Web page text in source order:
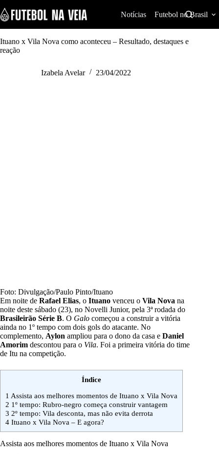
k
i
p
t
o
Notícias Futebol no Brasil
Ituano x Vila Nova como aconteceu – Resultado, destaques e
reação
Izabela Avelar 23/04/2022
Foto: Divulgação/Paulo Pinto/Ituano
Em noite de Rafael Elias, o Ituano venceu o Vila Nova na
noite deste sábado (23), no Novelli Junior, pela 3ª rodada do
Brasileirão Série B. O Galo começou a construir a vitória
ainda no 1º tempo com dois gols do atacante. No
complemento, Aylon ampliou para o dono da casa e Daniel
Amorim descontou para o Vila. Foi a primeira vitória do time
de Itu na competição.
Índice
1 Assista aos melhores momentos de Ituano x Vila Nova
2 1º tempo: Rubro-negro começa construir vantagem
3 2º tempo: Vila desconta, mas não evita derrota
4 Ituano x Vila Nova – E agora?
Assista aos melhores momentos de Ituano x Vila Nova